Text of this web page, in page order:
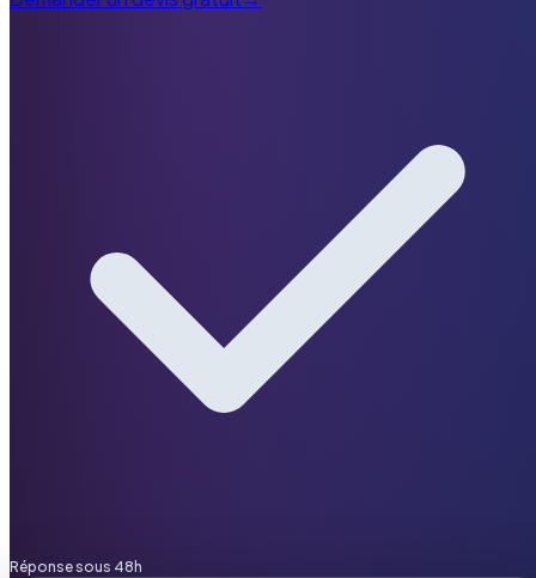
Réponse sous 48h